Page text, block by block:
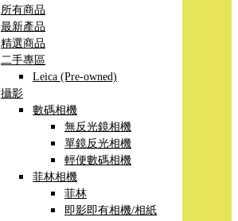
所有商品
最新產品
精選商品
二手專區
Leica (Pre-owned)
攝影
數碼相機
無反光鏡相機
單鏡反光相機
輕便數碼相機
菲林相機
菲林
即影即有相機/相紙